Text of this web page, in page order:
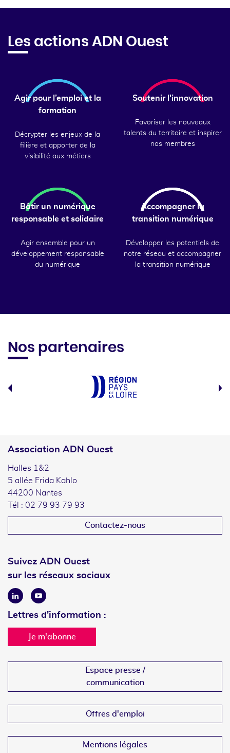
Les actions ADN Ouest
Agir pour l’emploi et la
formation
Décrypter les enjeux de la
filière et apporter de la
visibilité aux métiers
Soutenir l'innovation
Favoriser les nouveaux
talents du territoire et inspirer
nos membres
Bâtir un numérique
responsable et solidaire
Agir ensemble pour un
développement responsable
du numérique
Accompagner la
transition numérique
Développer les potentiels de
notre réseau et accompagner
la transition numérique
Nos partenaires
Association ADN Ouest
Halles 1&2
5 allée Frida Kahlo
44200 Nantes
Tél : 02 79 93 79 93
Contactez-nous
Suivez ADN Ouest
sur les réseaux sociaux
LinkedinYoutube
Lettres d'information :
Je m'abonne
Espace presse /
communication
Offres d'emploi
Mentions légales